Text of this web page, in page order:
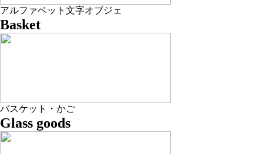
アルファベット文字オブジェ
Basket
バスケット・かご
Glass goods